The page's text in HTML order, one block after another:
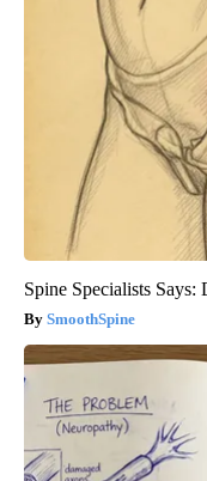
Spine Specialists
SmoothSpine